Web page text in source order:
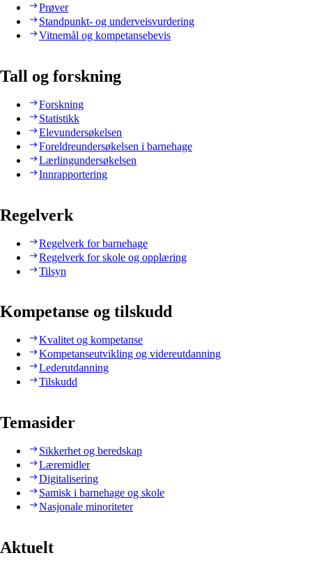
Prøver
Standpunkt- og underveisvurdering
Vitnemål og kompetansebevis
Tall og forskning
Forskning
Statistikk
Elevundersøkelsen
Foreldreundersøkelsen i barnehage
Lærlingundersøkelsen
Innrapportering
Regelverk
Regelverk for barnehage
Regelverk for skole og opplæring
Tilsyn
Kompetanse og tilskudd
Kvalitet og kompetanse
Kompetanseutvikling og videreutdanning
Lederutdanning
Tilskudd
Temasider
Sikkerhet og beredskap
Læremidler
Digitalisering
Samisk i barnehage og skole
Nasjonale minoriteter
Aktuelt